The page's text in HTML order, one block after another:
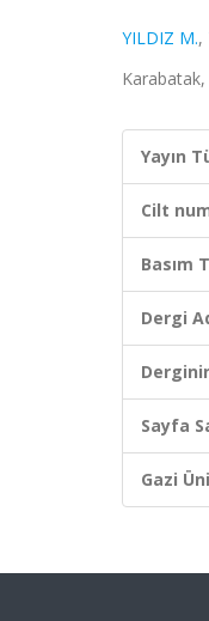
YILDIZ M.,
Yayın
Cilt
Basım
Dergi
Sayfa
Gazi